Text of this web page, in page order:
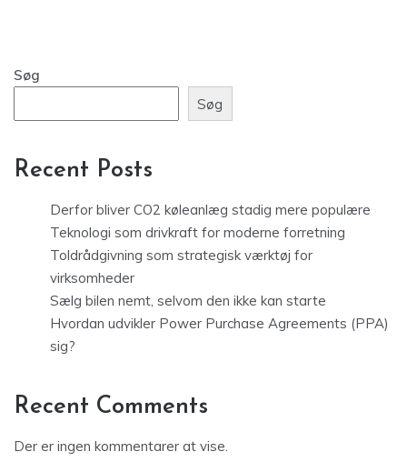
Søg
Søg
Recent Posts
Derfor bliver CO2 køleanlæg stadig mere populære
Teknologi som drivkraft for moderne forretning
Toldrådgivning som strategisk værktøj for
virksomheder
Sælg bilen nemt, selvom den ikke kan starte
Hvordan udvikler Power Purchase Agreements (PPA)
sig?
Recent Comments
Der er ingen kommentarer at vise.